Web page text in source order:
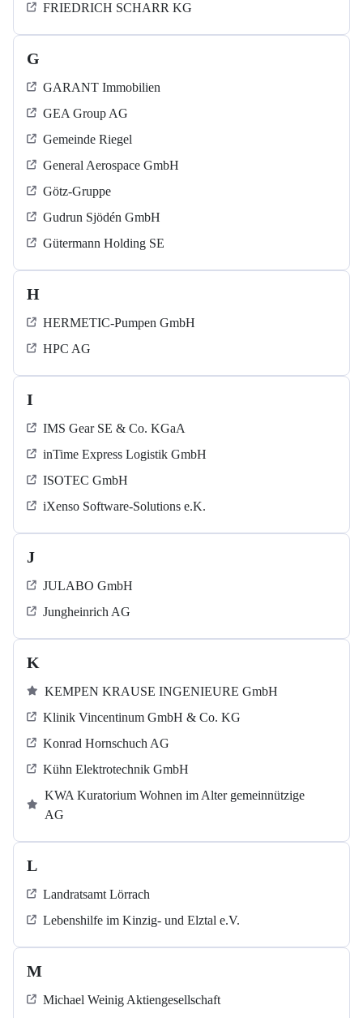
FRIEDRICH SCHARR KG
G
GARANT Immobilien
GEA Group AG
Gemeinde Riegel
General Aerospace GmbH
Götz-Gruppe
Gudrun Sjödén GmbH
Gütermann Holding SE
H
HERMETIC-Pumpen GmbH
HPC AG
I
IMS Gear SE & Co. KGaA
inTime Express Logistik GmbH
ISOTEC GmbH
iXenso Software-Solutions e.K.
J
JULABO GmbH
Jungheinrich AG
K
KEMPEN KRAUSE INGENIEURE GmbH
Klinik Vincentinum GmbH & Co. KG
Konrad Hornschuch AG
Kühn Elektrotechnik GmbH
KWA Kuratorium Wohnen im Alter gemeinnützige
AG
L
Landratsamt Lörrach
Lebenshilfe im Kinzig-​​​ und Elztal e.V.
M
Michael Weinig Aktiengesellschaft